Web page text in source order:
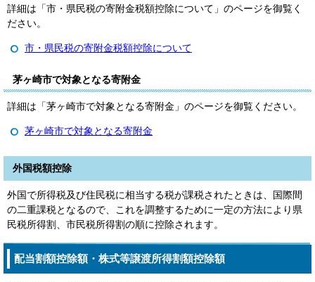
詳細は「市・県民税の寄附金税額控除について」のページを御覧く
ださい。
市・県民税の寄附金税額控除について
茅ヶ崎市で対象となる寄附金
詳細は「茅ヶ崎市で対象となる寄附金」のページを御覧ください。
茅ヶ崎市で対象となる寄附金
外国税額控除
外国で所得税及び住民税に相当する税が課税されたときは、国際間
の二重課税となるので、これを調整するために一定の方法により県
民税所得割、市民税所得割の順に控除されます。
配当割額控除額・株式等譲渡所得割額控除額